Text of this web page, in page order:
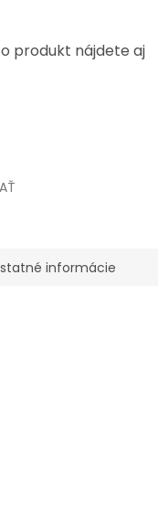
produkt nájdete aj
informácie